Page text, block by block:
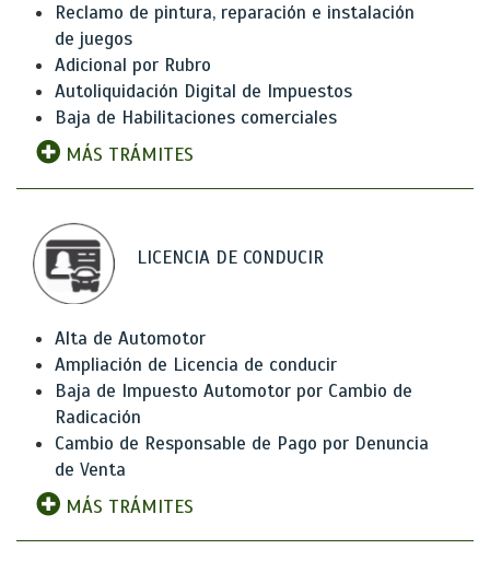
Reclamo de pintura, reparación e instalación
de juegos
Adicional por Rubro
Autoliquidación Digital de Impuestos
Baja de Habilitaciones comerciales
MÁS TRÁMITES
LICENCIA DE CONDUCIR
Alta de Automotor
Ampliación de Licencia de conducir
Baja de Impuesto Automotor por Cambio de
Radicación
Cambio de Responsable de Pago por Denuncia
de Venta
MÁS TRÁMITES